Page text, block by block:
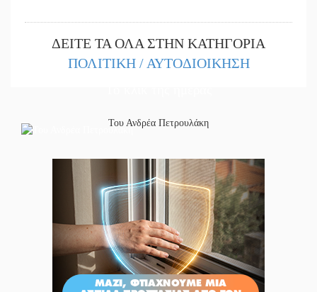
ΔΕΙΤΕ ΤΑ ΟΛΑ ΣΤΗΝ ΚΑΤΗΓΟΡΙΑ
ΠΟΛΙΤΙΚΗ / ΑΥΤΟΔΙΟΙΚΗΣΗ
Του Ανδρέα Πετρουλάκη